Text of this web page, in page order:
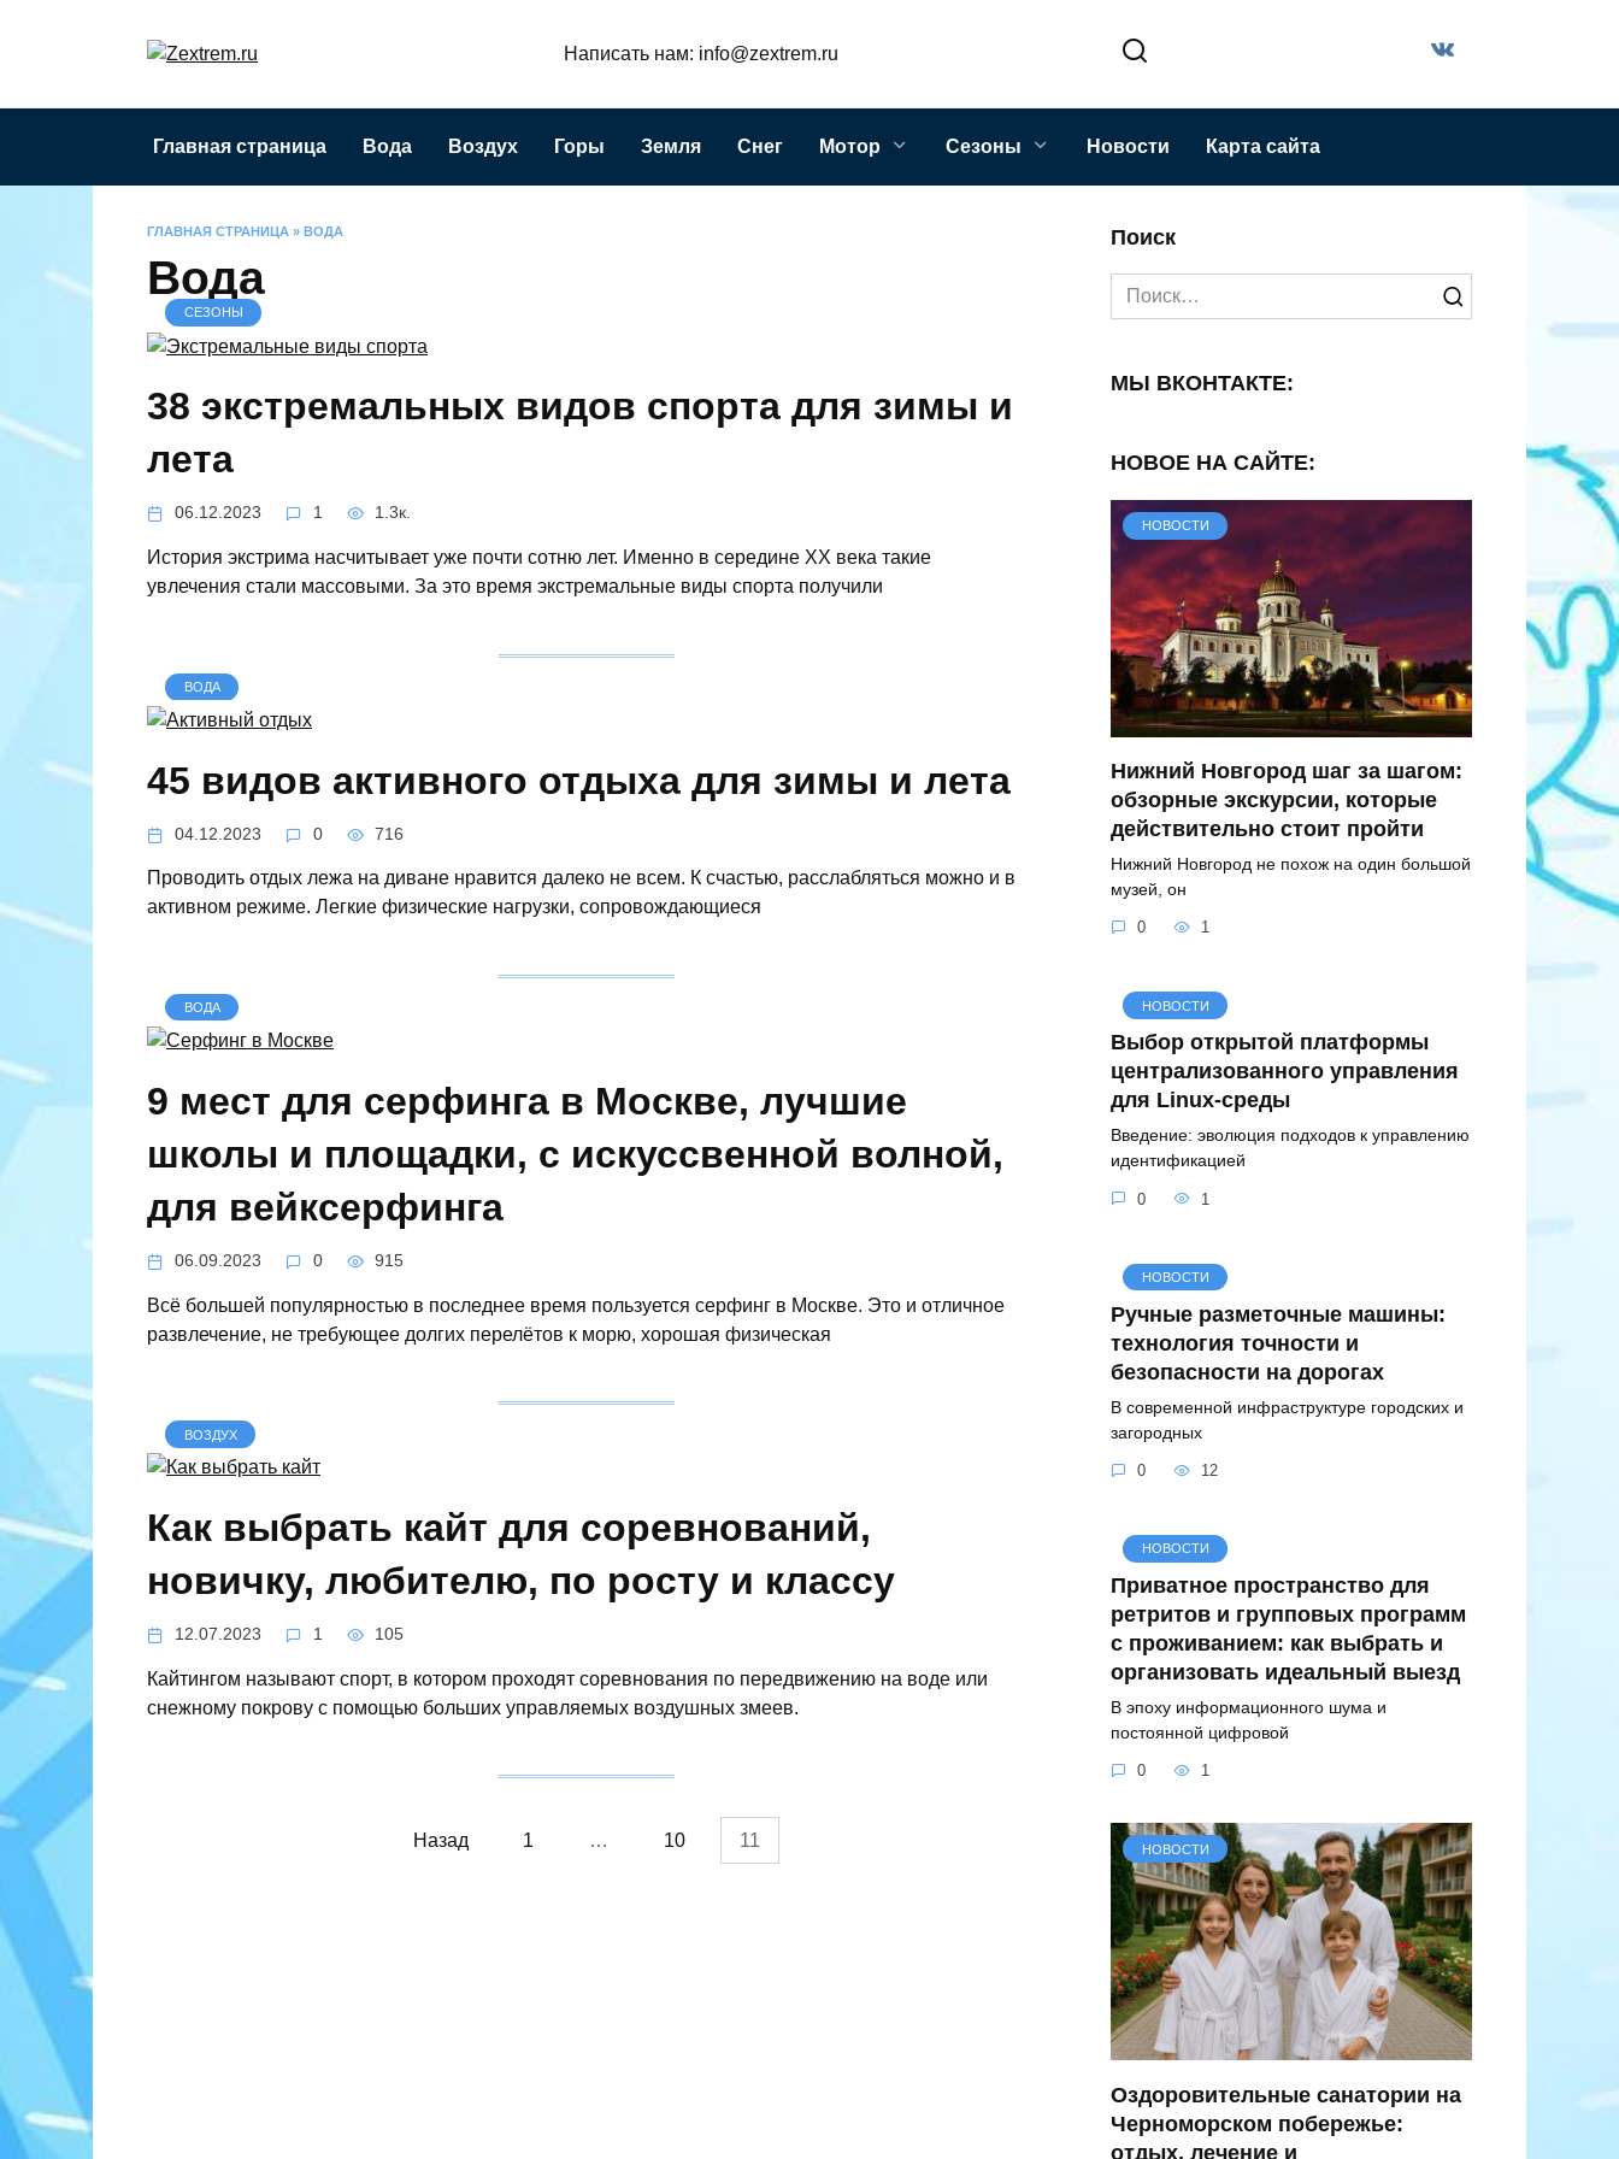
Написать нам: info@zextrem.ru
Главная страница Вода Воздух Горы Земля Снег Мотор Сезоны Новости Карта сайта
ГЛАВНАЯ СТРАНИЦА » ВОДА
Вода
СЕЗОНЫ
38 экстремальных видов спорта для зимы и
лета
06.12.2023 1 1.3к.
История экстрима насчитывает уже почти сотню лет. Именно в середине XX века такие
увлечения стали массовыми. За это время экстремальные виды спорта получили
ВОДА
45 видов активного отдыха для зимы и лета
04.12.2023 0 716
Проводить отдых лежа на диване нравится далеко не всем. К счастью, расслабляться можно и в
активном режиме. Легкие физические нагрузки, сопровождающиеся
ВОДА
9 мест для серфинга в Москве, лучшие
школы и площадки, с искуссвенной волной,
для вейксерфинга
06.09.2023 0 915
Всё большей популярностью в последнее время пользуется серфинг в Москве. Это и отличное
развлечение, не требующее долгих перелётов к морю, хорошая физическая
ВОЗДУХ
Как выбрать кайт для соревнований,
новичку, любителю, по росту и классу
12.07.2023 1 105
Кайтингом называют спорт, в котором проходят соревнования по передвижению на воде или
снежному покрову с помощью больших управляемых воздушных змеев.
Назад 1 … 10 11
Поиск
Search
for:
МЫ ВКОНТАКТЕ:
НОВОЕ НА САЙТЕ:
НОВОСТИ
Нижний Новгород шаг за шагом:
обзорные экскурсии, которые
действительно стоит пройти
Нижний Новгород не похож на один большой
музей, он
0 1
НОВОСТИ
Выбор открытой платформы
централизованного управления
для Linux-среды
Введение: эволюция подходов к управлению
идентификацией
0 1
НОВОСТИ
Ручные разметочные машины:
технология точности и
безопасности на дорогах
В современной инфраструктуре городских и
загородных
0 12
НОВОСТИ
Приватное пространство для
ретритов и групповых программ
с проживанием: как выбрать и
организовать идеальный выезд
В эпоху информационного шума и
постоянной цифровой
0 1
НОВОСТИ
Оздоровительные санатории на
Черноморском побережье:
отдых, лечение и